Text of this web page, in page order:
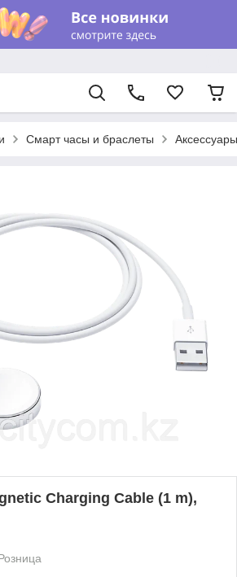
Смарт часы и браслеты Аксессуары
Charging Cable (1 m),